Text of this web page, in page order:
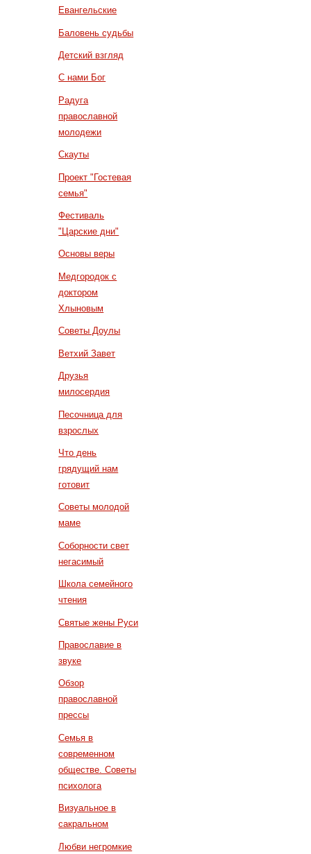
Евангельские
Баловень судьбы
Детский взгляд
С нами Бог
Радуга
православной
молодежи
Скауты
Проект "Гостевая
семья"
Фестиваль
"Царские дни"
Основы веры
Медгородок с
доктором
Хлыновым
Советы Доулы
Ветхий Завет
Друзья
милосердия
Песочница для
взрослых
Что день
грядущий нам
готовит
Советы молодой
маме
Соборности свет
негасимый
Школа семейного
чтения
Святые жены Руси
Православие в
звуке
Обзор
православной
прессы
Семья в
современном
обществе. Советы
психолога
Визуальное в
сакральном
Любви негромкие